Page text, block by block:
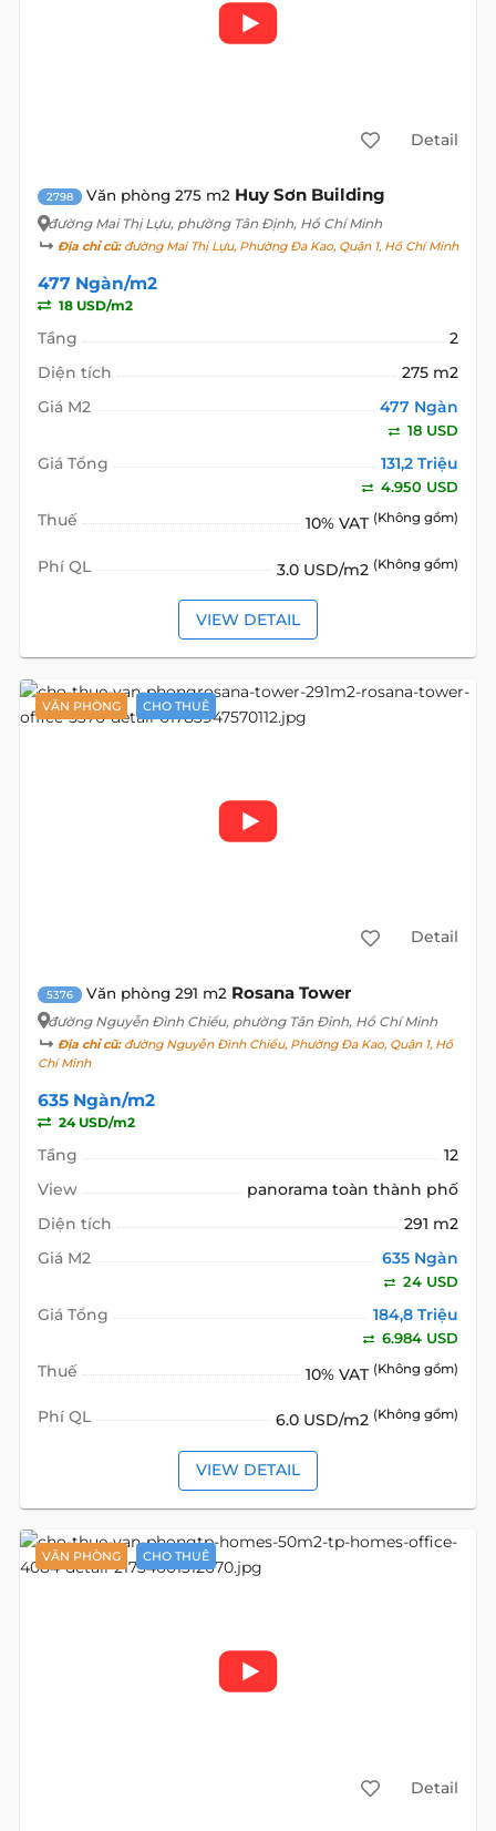
Detail
2798 Văn phòng 275 m2 Huy Sơn Building
đường Mai Thị Lựu, phường Tân Định, Hồ Chí Minh
Địa chỉ cũ:đường Mai Thị Lựu, Phường Đa Kao, Quận 1, Hồ Chí Minh
477 Ngàn/m2
18 USD/m2
Tầng
2
Diện tích
275 m2
Giá M2
477 Ngàn
18 USD
Giá Tổng 131,2 Triệu
4.950 USD
Thuế 10% VAT (Không gồm)
Phí QL 3.0 USD/m2 (Không gồm)
VIEW DETAIL
VĂN PHÒNG CHO THUÊ
Detail
5376 Văn phòng 291 m2 Rosana Tower
đường Nguyễn Đình Chiểu, phường Tân Định, Hồ Chí Minh
Địa chỉ cũ:đường Nguyễn Đình Chiểu, Phường Đa Kao, Quận 1, Hồ
Chí Minh
635 Ngàn/m2
24 USD/m2
Tầng
12
View
panorama toàn thành phố
Diện tích
291 m2
Giá M2
635 Ngàn
24 USD
Giá Tổng 184,8 Triệu
6.984 USD
Thuế 10% VAT (Không gồm)
Phí QL 6.0 USD/m2 (Không gồm)
VIEW DETAIL
VĂN PHÒNG CHO THUÊ
Detail